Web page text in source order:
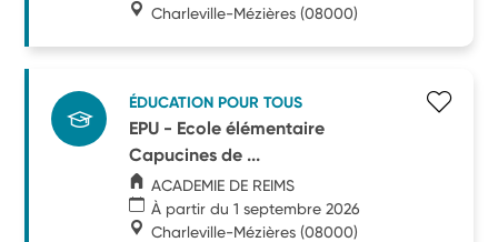
Charleville-Mézières (08000)
ÉDUCATION POUR TOUS
EPU - Ecole élémentaire
Capucines de ...
ACADEMIE DE REIMS
À partir du 1 septembre 2026
Charleville-Mézières (08000)